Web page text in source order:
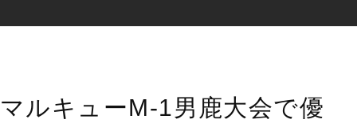
マルキューM-1男鹿大会で優